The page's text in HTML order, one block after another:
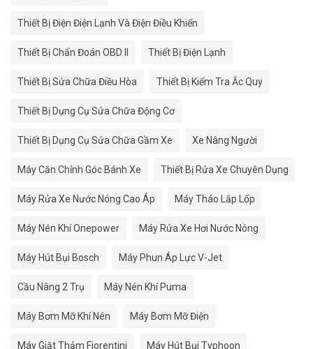
Thiết Bị Điện Điện Lạnh Và Điện Điều Khiển
Thiết Bị Chẩn Đoán OBD II Thiết Bị Điện Lạnh
Thiết Bị Sửa Chữa Điều Hòa Thiết Bị Kiểm Tra Ắc Quy
Thiết Bị Dụng Cụ Sửa Chữa Động Cơ
Thiết Bị Dụng Cụ Sửa Chữa Gầm Xe Xe Nâng Người
Máy Căn Chỉnh Góc Bánh Xe Thiết Bị Rửa Xe Chuyên Dụng
Máy Rửa Xe Nước Nóng Cao Áp Máy Tháo Lắp Lốp
Máy Nén Khí Onepower Máy Rửa Xe Hơi Nước Nóng
Máy Hút Bụi Bosch Máy Phun Áp Lực V-Jet
Cầu Nâng 2 Trụ Máy Nén Khí Puma
Máy Bơm Mỡ Khí Nén Máy Bơm Mỡ Điện
Máy Giặt Thảm Fiorentini Máy Hút Bụi Typhoon